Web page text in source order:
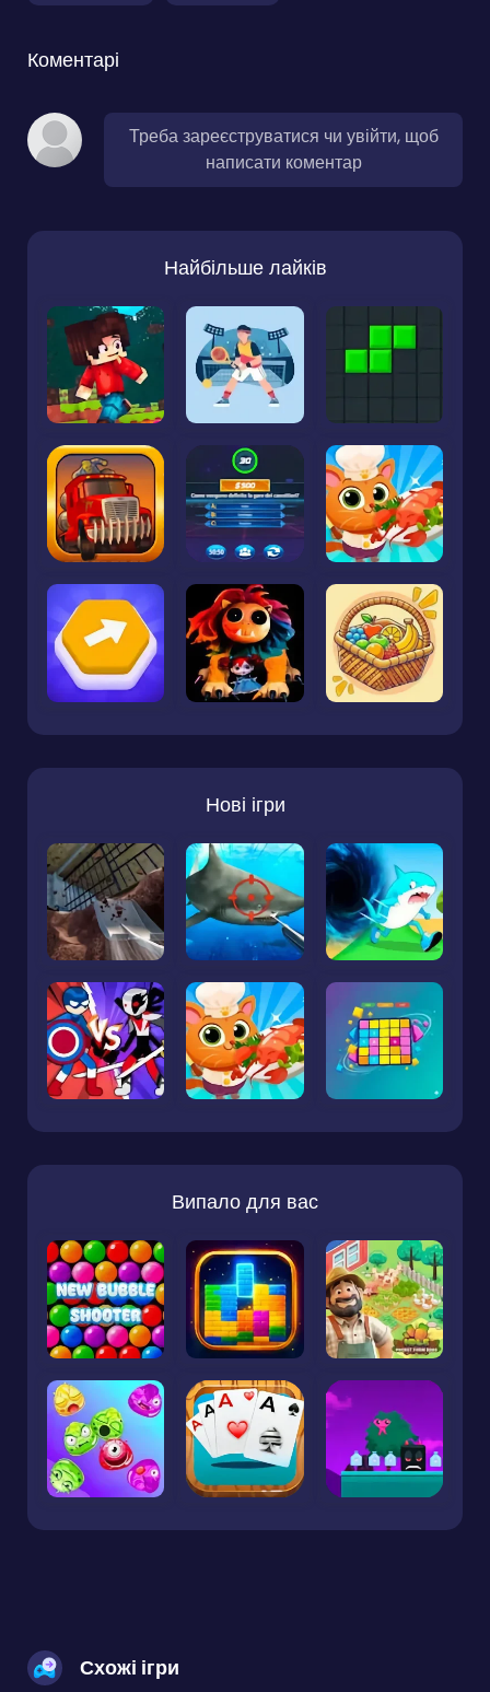
Коментарі
Треба зареєструватися чи увійти, щоб
написати коментар
Найбільше лайків
Нові ігри
Випало для вас
Схожі ігри